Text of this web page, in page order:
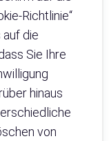
Richtlinie“
die
Sie Ihre
hinaus
von